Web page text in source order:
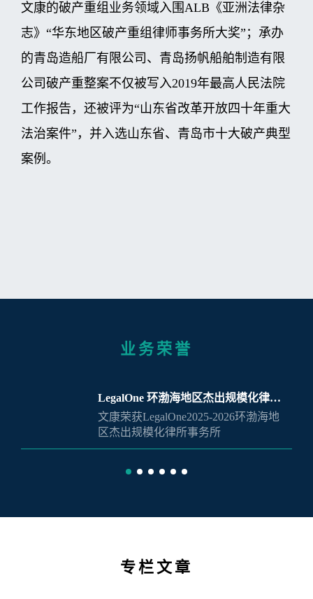
文康的破产重组业务领域入围ALB《亚洲法律杂
志》“华东地区破产重组律师事务所大奖”；承办
的青岛造船厂有限公司、青岛扬帆船舶制造有限
公司破产重整案不仅被写入2019年最高人民法院
工作报告，还被评为“山东省改革开放四十年重大
法治案件”，并入选山东省、青岛市十大破产典型
案例。
业务荣誉
LegalOne 环渤海地区杰出规模化律所
事务所
文康荣获LegalOne2025-2026环渤海地
区杰出规模化律所事务所
专栏文章